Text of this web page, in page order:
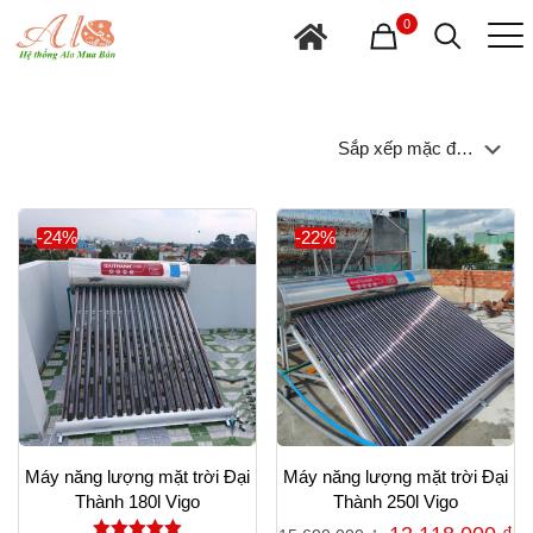
0
-24%
Máy năng lượng mặt trời Đại
Thành 180l Vigo
-22%
Máy năng lượng mặt trời Đại
Thành 250l Vigo